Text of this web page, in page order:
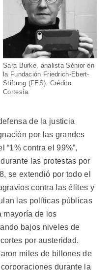
Sara Burke, analista Sénior en
la Fundación Friedrich-Ebert-
Stiftung (FES). Crédito:
Cortesía.
de la justicia
por las grandes
“1% contra el 99%”,
las protestas por
se extendió por todo el
contra las élites y
las políticas públicas
mayoría de los
bajos niveles de
por austeridad.
miles de billones de
durante la